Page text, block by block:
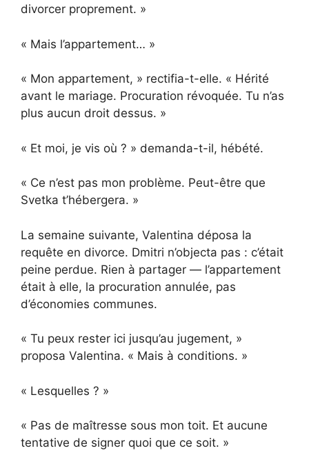
divorcer proprement. »
« Mais l’appartement… »
« Mon appartement, » rectifia-t-elle. « Hérité
avant le mariage. Procuration révoquée. Tu n’as
plus aucun droit dessus. »
« Et moi, je vis où ? » demanda-t-il, hébété.
« Ce n’est pas mon problème. Peut-être que
Svetka t’hébergera. »
La semaine suivante, Valentina déposa la
requête en divorce. Dmitri n’objecta pas : c’était
peine perdue. Rien à partager — l’appartement
était à elle, la procuration annulée, pas
d’économies communes.
« Tu peux rester ici jusqu’au jugement, »
proposa Valentina. « Mais à conditions. »
« Lesquelles ? »
« Pas de maîtresse sous mon toit. Et aucune
tentative de signer quoi que ce soit. »